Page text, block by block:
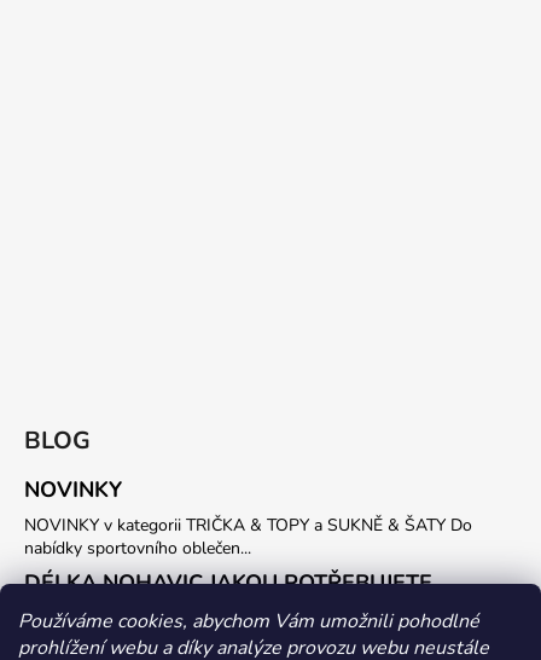
Používáme cookies, abychom Vám umožnili pohodlné
prohlížení webu a díky analýze provozu webu neustále
BLOG
NOVINKY
NOVINKY v kategorii TRIČKA & TOPY a SUKNĚ & ŠATY Do
nabídky sportovního oblečen...
DÉLKA NOHAVIC JAKOU POTŘEBUJETE
Potřebujete vlastní délku SPORTOVNÍCH KALHOT nebo LEGIN ?
Stačí nám do objednávky uvést požadovanou...